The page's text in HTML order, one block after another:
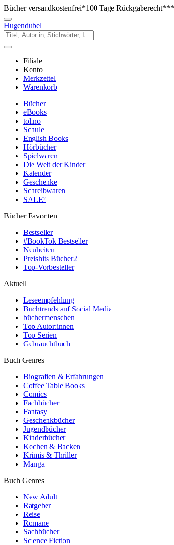
Bücher versandkostenfrei*100 Tage Rückgaberecht***
Hugendubel
Filiale
Konto
Merkzettel
Warenkorb
Bücher
eBooks
tolino
Schule
English Books
Hörbücher
Spielwaren
Die Welt der Kinder
Kalender
Geschenke
Schreibwaren
SALE²
Bücher Favoriten
Bestseller
#BookTok Bestseller
Neuheiten
Preishits Bücher2
Top-Vorbesteller
Aktuell
Leseempfehlung
Buchtrends auf Social Media
büchermenschen
Top Autor:innen
Top Serien
Gebrauchtbuch
Buch Genres
Biografien & Erfahrungen
Coffee Table Books
Comics
Fachbücher
Fantasy
Geschenkbücher
Jugendbücher
Kinderbücher
Kochen & Backen
Krimis & Thriller
Manga
Buch Genres
New Adult
Ratgeber
Reise
Romane
Sachbücher
Science Fiction